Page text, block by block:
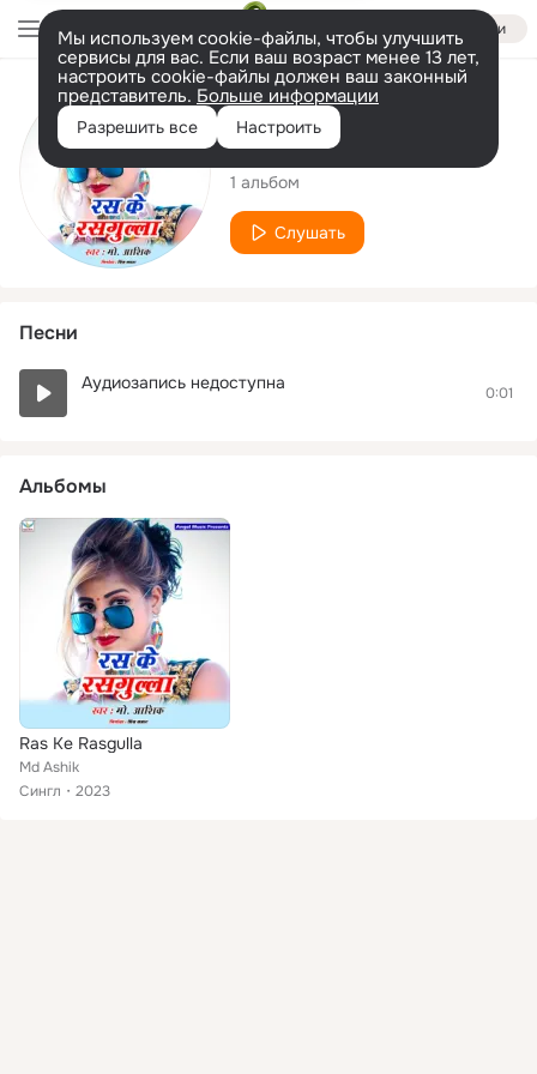
Войти
Мы используем cookie-файлы, чтобы улучшить
сервисы для вас. Если ваш возраст менее 13 лет,
настроить cookie-файлы должен ваш законный
представитель. Больше информации
Разрешить все Настроить
Исполнитель
Md Ashik
1 альбом
Слушать
Песни
Аудиозапись недоступна 0:01
Альбомы
Ras Ke Rasgulla
Md Ashik
Сингл
2023